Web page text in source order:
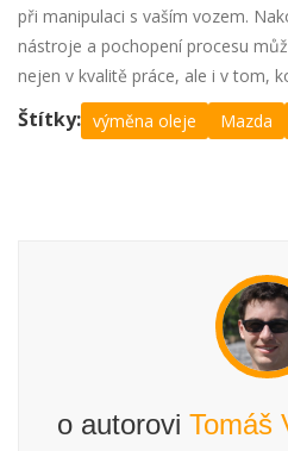
při manipulaci s vaším vozem.
nástroje a pochopení procesu
nejen v kvalitě práce, ale i v tom,
Štítky: výměna oleje Mazda
o autorovi Tomáš